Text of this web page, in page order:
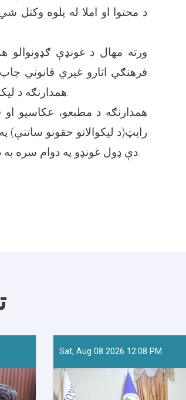
د محتوا او املا له پلوه وکتل
ورته مهال د غونډې
فرهنګي اثارو غیري قانوني
همدارنګه د لیکوالانو او هنرمندانو د حقونو د ملاتړ په برخو کې اغیزمن ګام وباله.
همدارنګه د مطبعو، عکاسيو او
رایټ(د لیکوالانو حقونو
دې ډول غونډو په دوام سره به د فرهنګي او هنري برخو موجودې ستونزې تر ډېره کچه حل شي.
Sat, Aug 08 2026 12:08 PM